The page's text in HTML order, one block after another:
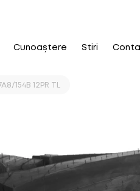
Cunoaștere Stiri
154B 12PR TL